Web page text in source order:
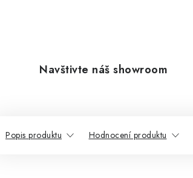
Navštivte náš showroom
Popis produktu Hodnocení produktu